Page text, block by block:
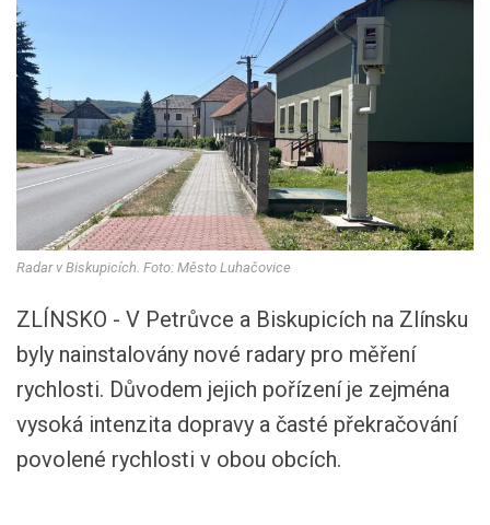
Radar v Biskupicích. Foto: Město Luhačovice
ZLÍNSKO - V Petrůvce a Biskupicích na Zlínsku
byly nainstalovány nové radary pro měření
rychlosti. Důvodem jejich pořízení je zejména
vysoká intenzita dopravy a časté překračování
povolené rychlosti v obou obcích.